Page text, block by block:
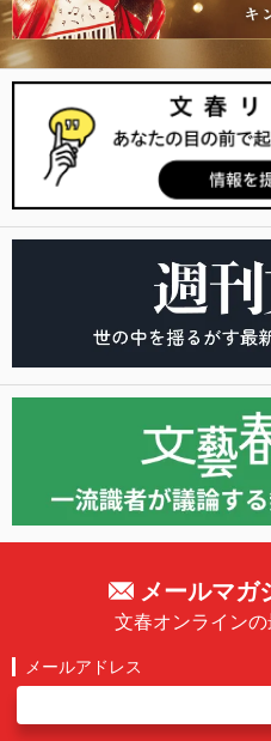
メールマガ
文春オンライン
メールアドレス